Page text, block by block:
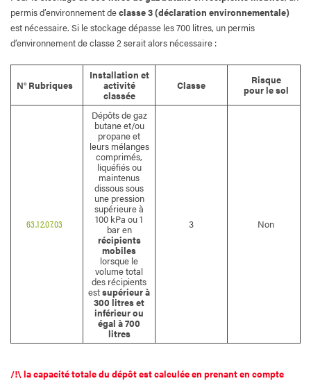
permis d’environnement declasse 3 (déclaration environnementale)
est nécessaire. Si le stockage dépasse les 700 litres, un permis
d’environnement de classe 2 serait alors nécessaire :
N° Rubriques
Installation et
activité
classée
Classe Risque
pour le sol
63.12.07.03
Dépôts de gaz
butane et/ou
propane et
leurs mélanges
comprimés,
liquéfiés ou
maintenus
dissous sous
une pression
supérieure à
100 kPa ou 1
bar en
récipients
mobiles
lorsque le
volume total
des récipients
estsupérieur à
300 litres et
inférieur ou
égal à 700
litres
3 Non
/!\ la capacité totale du dépôt est calculée en prenant en compte